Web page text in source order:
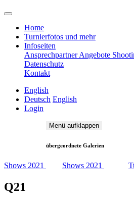
Home
Turnierfotos und mehr
Infoseiten
AnsprechpartnerAngebote
Datenschutz
Kontakt
English
Deutsch English
Login
Shows 2021
Menü aufklappen
übergeordnete Galerien
Shows 2021
Q21